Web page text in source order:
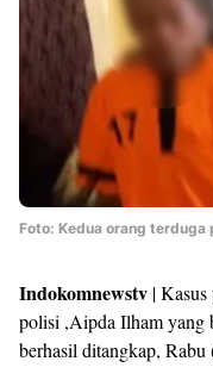
Foto: Kedua orang terduga
Indokomnewstv | Kasus
polisi ,Aipda Ilham yang
berhasil ditangkap,